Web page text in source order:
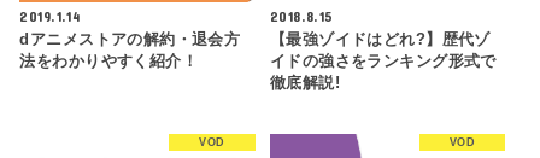
2019.1.14
dアニメストアの解約・退会方
法をわかりやすく紹介！
2018.8.15
【最強ゾイドはどれ?】歴代ゾ
イドの強さをランキング形式で
徹底解説!
VOD VOD